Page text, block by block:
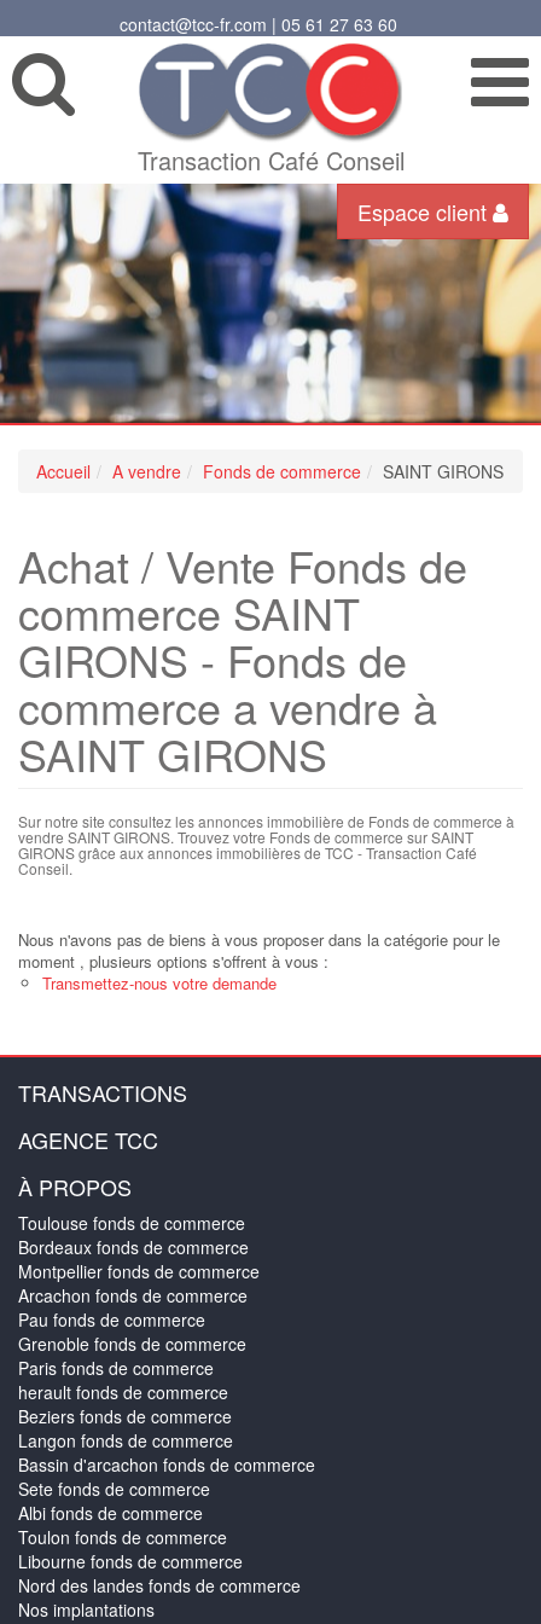
contact@tcc-fr.com | 05 61 27 63 60
Transaction Café Conseil
Espace client
Accueil A vendre Fonds de commerce SAINT GIRONS
Achat / Vente Fonds de
commerce SAINT
GIRONS - Fonds de
commerce a vendre à
SAINT GIRONS
Sur notre site consultez les annonces immobilière de Fonds de commerce à
vendre SAINT GIRONS. Trouvez votre Fonds de commerce sur SAINT
GIRONS grâce aux annonces immobilières de TCC - Transaction Café
Conseil.
Nous n'avons pas de biens à vous proposer dans la catégorie pour le
moment , plusieurs options s'offrent à vous :
Transmettez-nous votre demande
TRANSACTIONS
AGENCE TCC
À PROPOS
Toulouse fonds de commerce
Bordeaux fonds de commerce
Montpellier fonds de commerce
Arcachon fonds de commerce
Pau fonds de commerce
Grenoble fonds de commerce
Paris fonds de commerce
herault fonds de commerce
Beziers fonds de commerce
Langon fonds de commerce
Bassin d'arcachon fonds de commerce
Sete fonds de commerce
Albi fonds de commerce
Toulon fonds de commerce
Libourne fonds de commerce
Nord des landes fonds de commerce
Nos implantations